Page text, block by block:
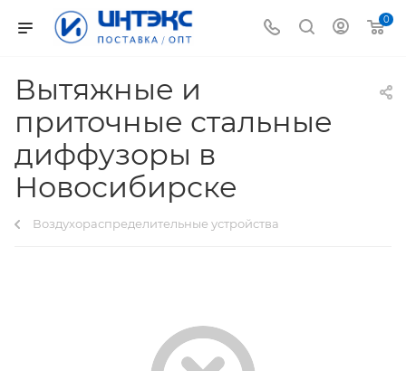
0
Вытяжные и
приточные стальные
диффузоры в
Новосибирске
Воздухораспределительные устройства